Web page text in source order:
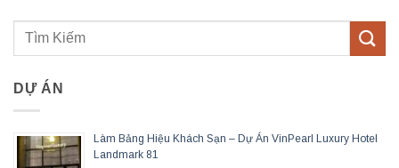
DỰ ÁN
Làm Bảng Hiệu Khách Sạn – Dự Án VinPearl Luxury Hotel
Landmark 81